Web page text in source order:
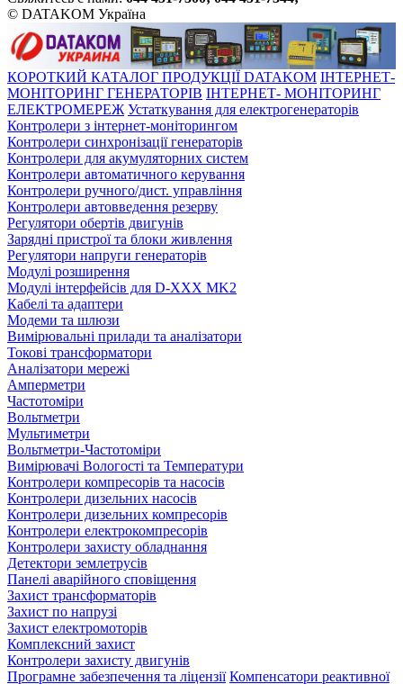
© DATAKOM Україна
КОРОТКИЙ КАТАЛОГ ПРОДУКЦІЇ DATAKOM ІНТЕРНЕТ-
МОНІТОРИНГ ГЕНЕРАТОРІВ ІНТЕРНЕТ- МОНІТОРИНГ
ЕЛЕКТРОМЕРЕЖ Устаткування для електрогенераторів
Контролери з інтернет-моніторингом
Контролери синхронізації генераторів
Контролери для акумуляторних систем
Контролери автоматичного керування
Контролери ручного/дист. управління
Контролери автовведення резерву
Регулятори обертів двигунів
Зарядні пристрої та блоки живлення
Регулятори напруги генераторів
Модулі розширення
Модулі інтерфейсів для D-XXX MK2
Кабелі та адаптери
Модеми та шлюзи
Вимірювальні прилади та аналізатори
Токові трансформатори
Аналізатори мережі
Амперметри
Частотоміри
Вольтметри
Мультиметри
Вольтметри-Частотоміри
Вимірювачі Вологості та Температури
Контролери компресорів та насосів
Контролери дизельних насосів
Контролери дизельних компресорів
Контролери електрокомпресорів
Контролери захисту обладнання
Детектори землетрусів
Панелі аварійного сповіщення
Захист трансформаторів
Захист по напрузі
Захист електромоторів
Комплексний захист
Контролери захисту двигунів
Програмне забезпечення та ліцензії Компенсатори реактивної